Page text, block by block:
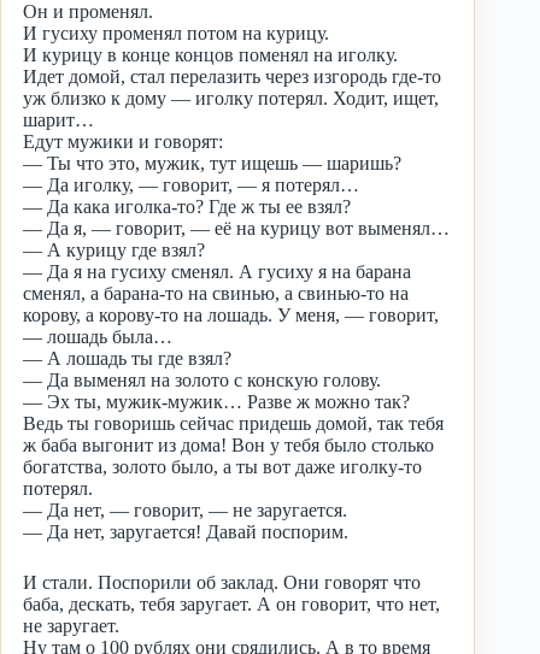
Он и променял.
И гусиху променял потом на курицу.
И курицу в конце концов поменял на иголку.
Идет домой, стал перелазить через изгородь где-то
уж близко к дому — иголку потерял. Ходит, ищет,
шарит…
Едут мужики и говорят:
— Ты что это, мужик, тут ищешь — шаришь?
— Да иголку, — говорит, — я потерял…
— Да кака иголка-то? Где ж ты ее взял?
— Да я, — говорит, — её на курицу вот выменял…
— А курицу где взял?
— Да я на гусиху сменял. А гусиху я на барана
сменял, а барана-то на свинью, а свинью-то на
корову, а корову-то на лошадь. У меня, — говорит,
— лошадь была…
— А лошадь ты где взял?
— Да выменял на золото с конскую голову.
— Эх ты, мужик-мужик… Разве ж можно так?
Ведь ты говоришь сейчас придешь домой, так тебя
ж баба выгонит из дома! Вон у тебя было столько
богатства, золото было, а ты вот даже иголку-то
потерял.
— Да нет, — говорит, — не заругается.
— Да нет, заругается! Давай поспорим.
И стали. Поспорили об заклад. Они говорят что
баба, дескать, тебя заругает. А он говорит, что нет,
не заругает.
Ну там о 100 рублях они срядились. А в то время